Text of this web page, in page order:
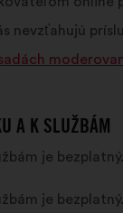
nevzťahujú
A K SLUŽBÁM
je bezplatný.
je